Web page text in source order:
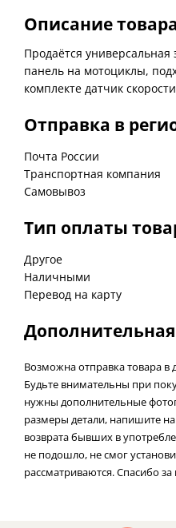
Описание
Продаётся
панель на мотоциклы,
комплекте датчик
Отправка в
Почта России
Транспортная компания
Самовывоз
Тип оплаты
Другое
Наличными
Перевод на карту
Возможна отправка товара в
Будьте внимательны при
нужны дополнительные
размеры детали, напишите
возврата бывших в
не подошло, не смог
рассматриваются. Спасибо